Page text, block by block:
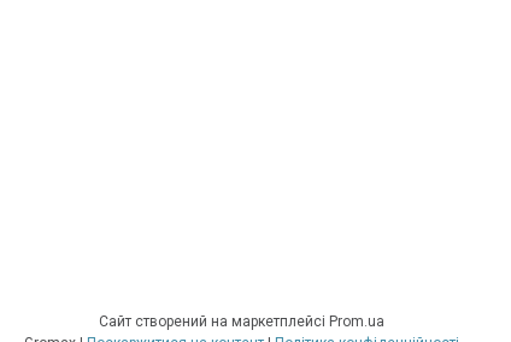
Сайт створений на маркетплейсі Prom.ua